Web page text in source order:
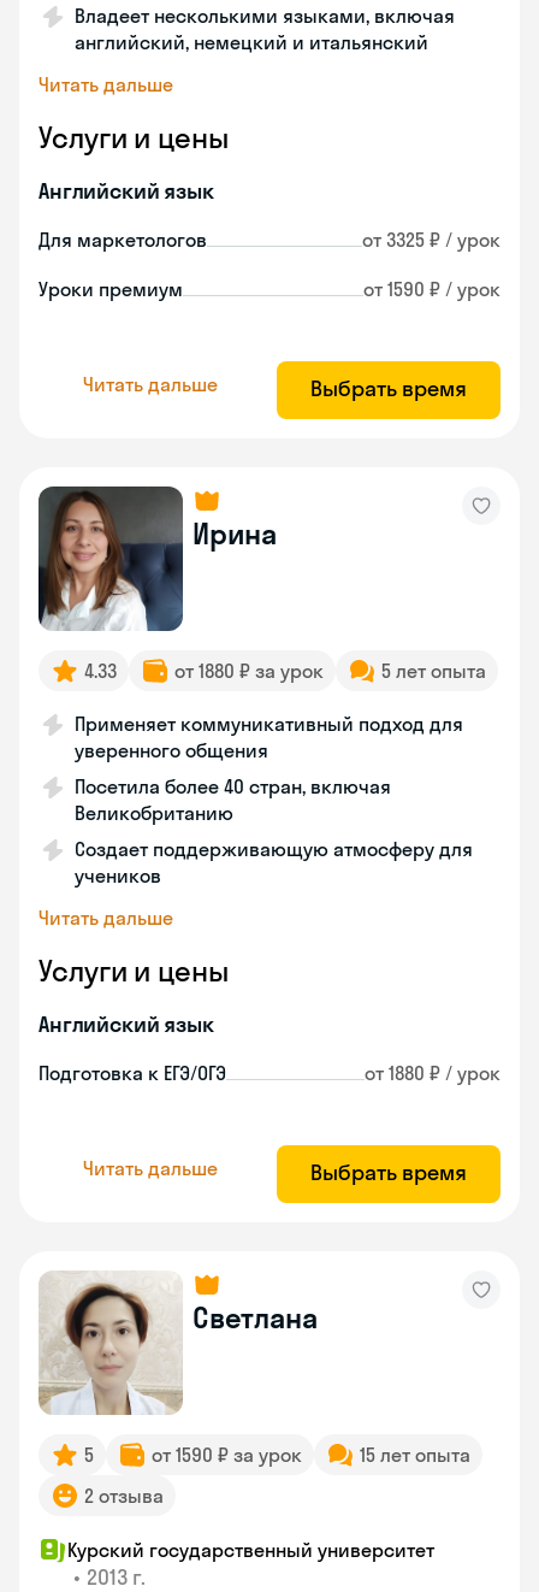
Владеет несколькими языками, включая
английский, немецкий и итальянский
Читать дальше
Услуги и цены
Английский язык
Для маркетологов от 3325 ₽ / урок
Уроки премиум от 1590 ₽ / урок
Читать дальше Выбрать время
Ирина
4.33 от 1880 ₽ за урок 5 лет опыта
Применяет коммуникативный подход для
уверенного общения
Посетила более 40 стран, включая
Великобританию
Создает поддерживающую атмосферу для
учеников
Читать дальше
Услуги и цены
Английский язык
Подготовка к ЕГЭ/ОГЭ от 1880 ₽ / урок
Читать дальше Выбрать время
Светлана
5 от 1590 ₽ за урок
15 лет опыта
2 отзыва
Курский государственный университет
• 2013 г.